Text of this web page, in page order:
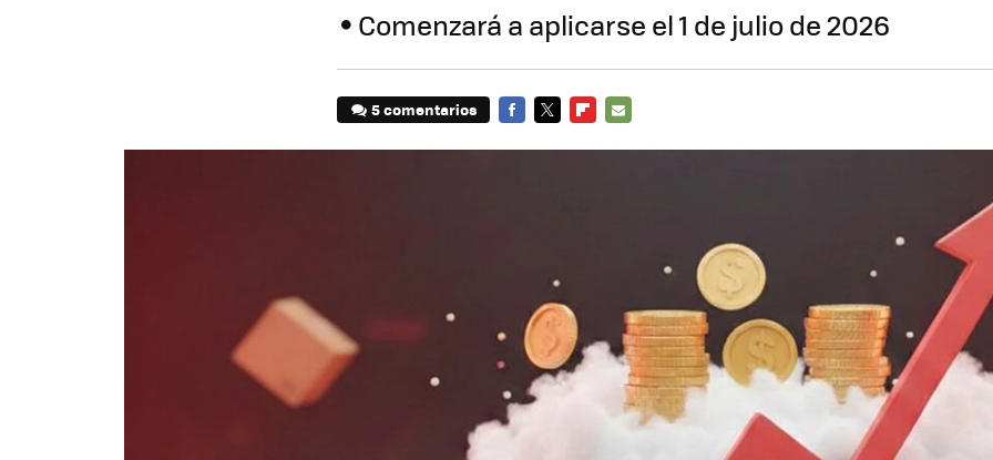
Comenzará a aplicarse el 1 de julio de 2026
5 comentarios